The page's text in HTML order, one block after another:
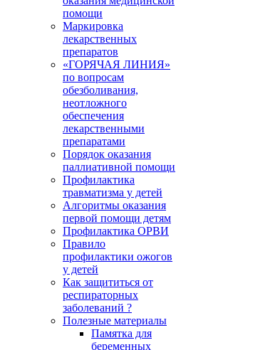
помощи
Маркировка
лекарственных
препаратов
«ГОРЯЧАЯ ЛИНИЯ»
по вопросам
обезболивания,
неотложного
обеспечения
лекарственными
препаратами
Порядок оказания
паллиативной помощи
Профилактика
травматизма у детей
Алгоритмы оказания
первой помощи детям
Профилактика ОРВИ
Правило
профилактики ожогов
у детей
Как защититься от
респираторных
заболеваний ?
Полезные материалы
Памятка для
беременных